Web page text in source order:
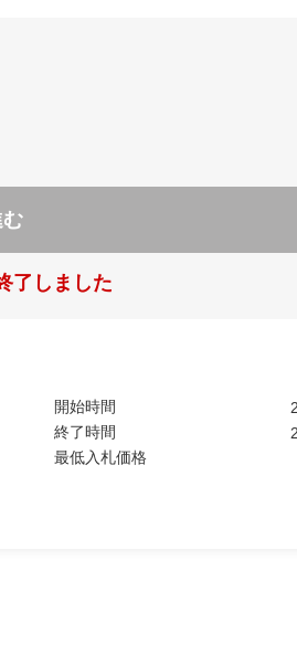
了しました
開始時間
終了時間
最低入札価格